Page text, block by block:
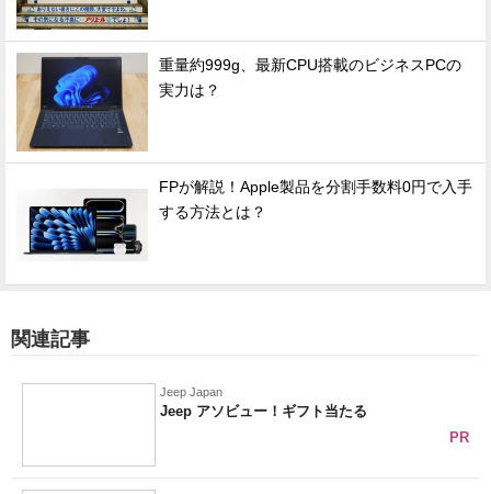
重量約999g、最新CPU搭載のビジネスPCの
実力は？
FPが解説！Apple製品を分割手数料0円で入手
する方法とは？
関連記事
Jeep Japan
Jeep アソビュー！ギフト当たる
PR